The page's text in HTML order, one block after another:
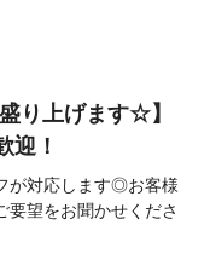
り上げます☆】
！
が対応します◎お客様
望をお聞かせくださ